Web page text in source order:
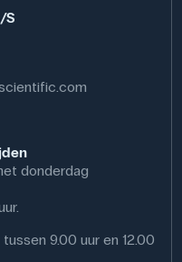
S
donderdag
9.00 uur en 12.00